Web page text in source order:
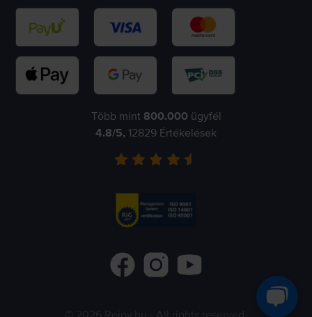
Több mint 800.000 ügyfél
4.8/5, 12829 Értékelések